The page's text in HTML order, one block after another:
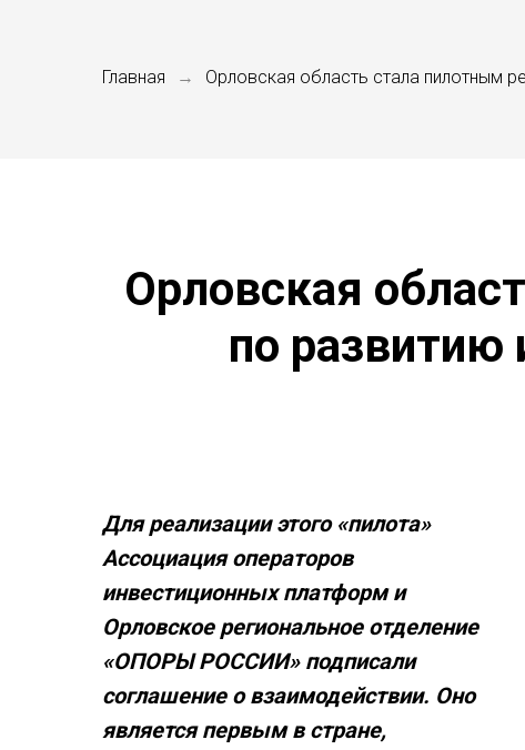
Главная → Орловская область стала пилотным
Орловская
по развитию
Для реализации этого «пилота»
Ассоциация операторов
инвестиционных платформ и
Орловское региональное отделение
«ОПОРЫ РОССИИ» подписали
соглашение о взаимодействии. Оно
является первым в стране,